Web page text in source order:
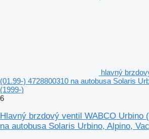
hlavný
(01.99-) 4728800310 na autobusa Solaris
(1999-)
6
Hlavný brzdový ventil WABCO Urbino
na autobusa Solaris Urbino, Alpino,